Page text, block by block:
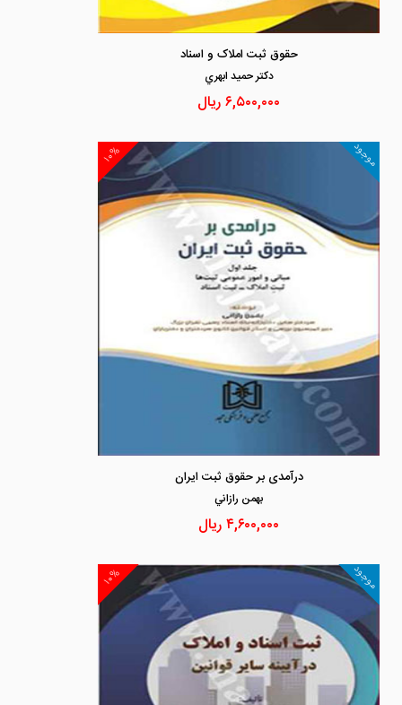
حقوق ثبت املاک و اسناد
دكتر حميد ابهري
۶,۵۰۰,۰۰۰ریال
۱۰% موجود
درآمدی بر حقوق ثبت ایران
بهمن رازاني
۴,۶۰۰,۰۰۰ریال
۱۰% موجود